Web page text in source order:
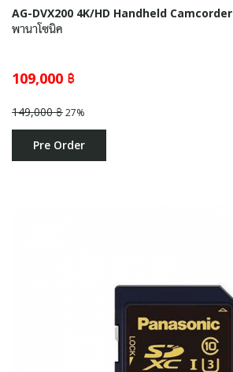
AG-DVX200 4K/HD Handheld Camcorder
พานาโซนิค
109,000 ฿
149,000 ฿27%
Pre Order